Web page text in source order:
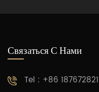
Связаться С Нами
Tel : +86